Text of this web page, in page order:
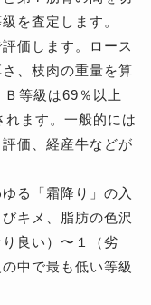
を査定します。
価します。ロース
、枝肉の重量を算
等級は69％以上
ます。一般的には
価、経産牛などが
る「霜降り」の入
キメ、脂肪の色沢
良い）〜１（劣
中で最も低い等級